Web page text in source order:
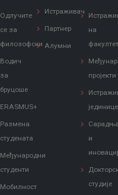
Одлучите
се за
филозофски
Водич
за
бруцоше
ERASMUS+
Размена
студената
Међународни
студенти
Мобилност
Истраживач
Партнер
Алумни
на
пројекти
јединице
и
студије